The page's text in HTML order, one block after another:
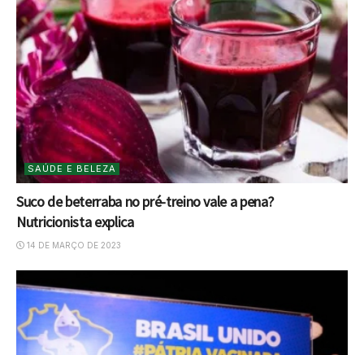
SAÚDE E BELEZA
Suco de beterraba no pré-treino vale a pena?
Nutricionista explica
14 DE MARÇO DE 2023